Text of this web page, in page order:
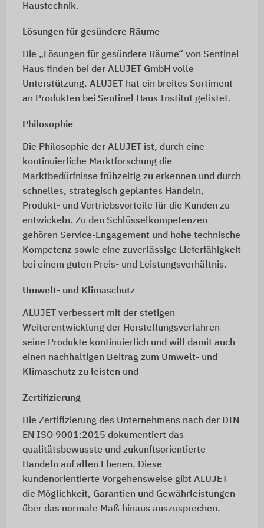
Haustechnik.
Lösungen für gesündere Räume
Die „Lösungen für gesündere Räume“ von Sentinel
Haus finden bei der ALUJET GmbH volle
Unterstützung. ALUJET hat ein breites Sortiment
an Produkten bei Sentinel Haus Institut gelistet.
Philosophie
Die Philosophie der ALUJET ist, durch eine
kontinuierliche Marktforschung die
Marktbedürfnisse frühzeitig zu erkennen und durch
schnelles, strategisch geplantes Handeln,
Produkt- und Vertriebsvorteile für die Kunden zu
entwickeln. Zu den Schlüsselkompetenzen
gehören Service-Engagement und hohe technische
Kompetenz sowie eine zuverlässige Lieferfähigkeit
bei einem guten Preis- und Leistungsverhältnis.
Umwelt- und Klimaschutz
ALUJET verbessert mit der stetigen
Weiterentwicklung der Herstellungsverfahren
seine Produkte kontinuierlich und will damit auch
einen nachhaltigen Beitrag zum Umwelt- und
Klimaschutz zu leisten und
Zertifizierung
Die Zertifizierung des Unternehmens nach der DIN
EN ISO 9001:2015 dokumentiert das
qualitätsbewusste und zukunftsorientierte
Handeln auf allen Ebenen. Diese
kundenorientierte Vorgehensweise gibt ALUJET
die Möglichkeit, Garantien und Gewährleistungen
über das normale Maß hinaus auszusprechen.